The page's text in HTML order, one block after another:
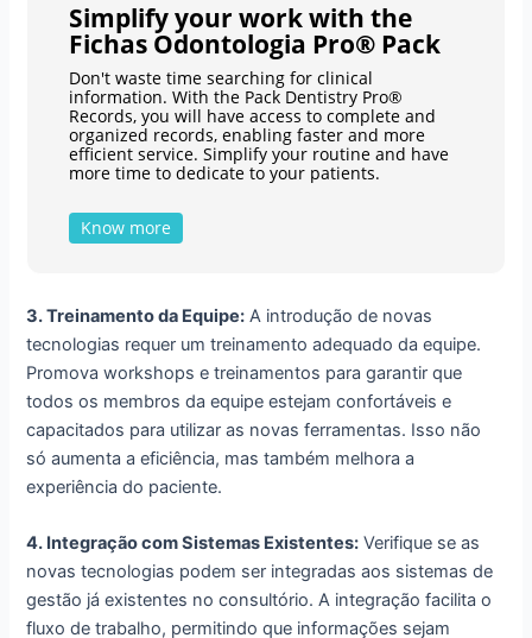
Simplify your work with the
Fichas Odontologia Pro® Pack
Don't waste time searching for clinical
information. With the Pack Dentistry Pro®
Records, you will have access to complete and
organized records, enabling faster and more
efficient service. Simplify your routine and have
more time to dedicate to your patients.
Know more
3. Treinamento da Equipe: A introdução de novas
tecnologias requer um treinamento adequado da equipe.
Promova workshops e treinamentos para garantir que
todos os membros da equipe estejam confortáveis e
capacitados para utilizar as novas ferramentas. Isso não
só aumenta a eficiência, mas também melhora a
experiência do paciente.
4. Integração com Sistemas Existentes: Verifique se as
novas tecnologias podem ser integradas aos sistemas de
gestão já existentes no consultório. A integração facilita o
fluxo de trabalho, permitindo que informações sejam